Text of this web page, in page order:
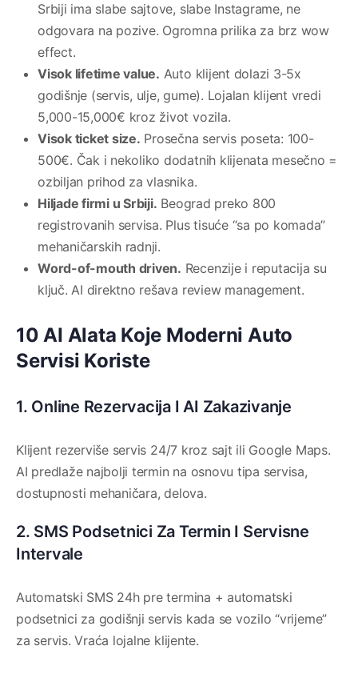
Srbiji ima slabe sajtove, slabe Instagrame, ne
odgovara na pozive. Ogromna prilika za brz wow
effect.
Visok lifetime value. Auto klijent dolazi 3-5x
godišnje (servis, ulje, gume). Lojalan klijent vredi
5,000-15,000€ kroz život vozila.
Visok ticket size. Prosečna servis poseta: 100-
500€. Čak i nekoliko dodatnih klijenata mesečno =
ozbiljan prihod za vlasnika.
Hiljade firmi u Srbiji. Beograd preko 800
registrovanih servisa. Plus tisuće “sa po komada”
mehaničarskih radnji.
Word-of-mouth driven. Recenzije i reputacija su
ključ. AI direktno rešava review management.
10 AI Alata Koje Moderni Auto
Servisi Koriste
1. Online Rezervacija I AI Zakazivanje
Klijent rezerviše servis 24/7 kroz sajt ili Google Maps.
AI predlaže najbolji termin na osnovu tipa servisa,
dostupnosti mehaničara, delova.
2. SMS Podsetnici Za Termin I Servisne
Intervale
Automatski SMS 24h pre termina + automatski
podsetnici za godišnji servis kada se vozilo “vrijeme”
za servis. Vraća lojalne klijente.